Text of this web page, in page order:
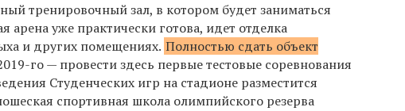
тренировочный зал, в котором будет заниматься
арена уже практически готова, идет отделка
и других помещениях. Полностью сдать объект
го — провести здесь первые тестовые соревнования
Студенческих игр на стадионе разместится
спортивная школа олимпийского резерва